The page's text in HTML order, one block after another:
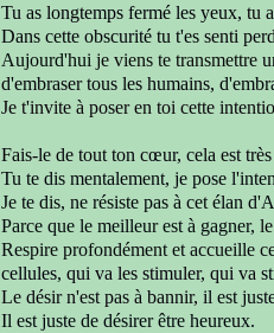
Tu as longtemps fermé les yeux, tu
Dans cette obscurité tu t'es senti
Aujourd'hui je viens te transmettre
d'embraser tous les humains,
Je t'invite à poser en toi cette
Fais-le de tout ton cœur, cela est
Tu te dis mentalement, je pose
Je te dis, ne résiste pas à cet élan
Parce que le meilleur est à gagner,
Respire profondément et accueille
cellules, qui va les stimuler, qui va
Le désir n'est pas à bannir, il est
Il est juste de désirer être heureux.